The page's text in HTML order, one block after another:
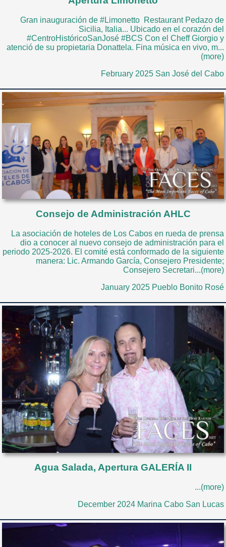
Gran inauguración de #Limonetto Restaurant Pedazo de
Sicilia, Italia... Ubicado en el corazón del
#CentroHistóricoSanJosé #BCS Con el Cheff Giorgio y
atenció de su propietaria Donattela. Fina música en vivo, m...
(more)
February 2025 San José del Cabo
Consejo de Administración AHLC
La asociación de hoteles de Los Cabos en rueda de prensa
dio a conocer al nuevo consejo de administración para el
periodo 2025-2026. El comité está conformado de la siguiente
manera: Lic. Armando García, Consejero Presidente;
Consejero Secretari...(more)
January 2025 Pueblo Bonito Rosé
Agua Salada, Apertura GALERÍA II
...(more)
December 2024 Marina Cabo San Lucas